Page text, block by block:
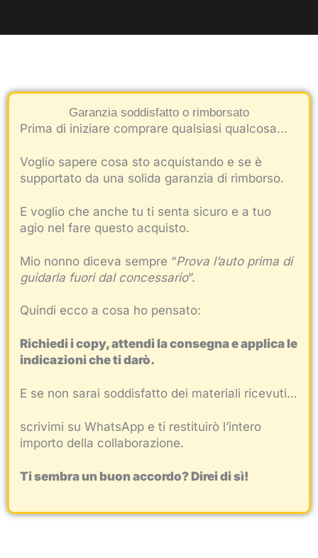
Garanzia soddisfatto o rimborsato
Prima di iniziare comprare qualsiasi qualcosa…
Voglio sapere cosa sto acquistando e se è
supportato da una solida garanzia di rimborso.
E voglio che anche tu ti senta sicuro e a tuo
agio nel fare questo acquisto.
Mio nonno diceva sempre “Prova l’auto prima di
guidarla fuori dal concessario”.
Quindi ecco a cosa ho pensato:
Richiedi i copy, attendi la consegna e applica le
indicazioni che ti darò.
E se non sarai soddisfatto dei materiali ricevuti…
scrivimi su WhatsApp e ti restituirò l’intero
importo della collaborazione.
Ti sembra un buon accordo? Direi di sì!